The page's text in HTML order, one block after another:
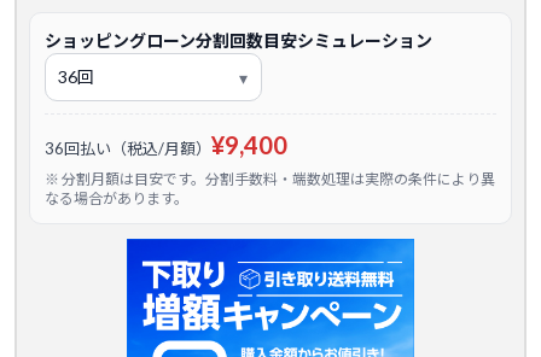
ショッピングローン分割回数目安シミュレーション
36回払い（税込/月額） ¥9,400
※ 分割月額は目安です。分割手数料・端数処理は実際の条件により異
なる場合があります。